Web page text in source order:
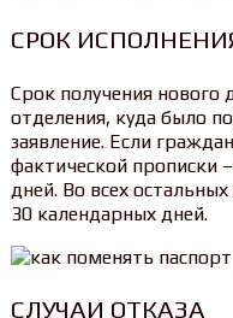
СРОК
Срок получения нового
отделения, куда было
заявление. Если
фактической прописки
дней. Во всех
30 календарных дней.
СЛУЧАИ ОТКАЗА